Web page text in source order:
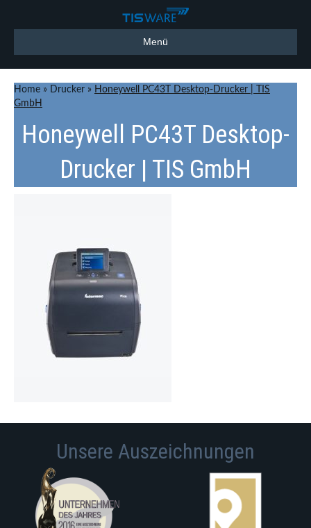
Menü
Home » Drucker » Honeywell PC43T Desktop-Drucker | TIS
GmbH
Honeywell PC43T Desktop-
Drucker | TIS GmbH
Unsere Auszeichnungen